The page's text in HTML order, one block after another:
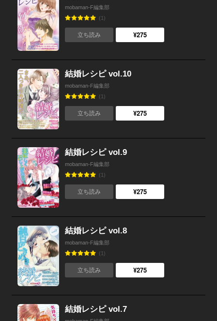
mobaman-F編集部
(1)
立ち読み ¥275
結婚レシピ vol.10
mobaman-F編集部
(1)
立ち読み ¥275
結婚レシピ vol.9
mobaman-F編集部
(1)
立ち読み ¥275
結婚レシピ vol.8
mobaman-F編集部
(1)
立ち読み ¥275
結婚レシピ vol.7